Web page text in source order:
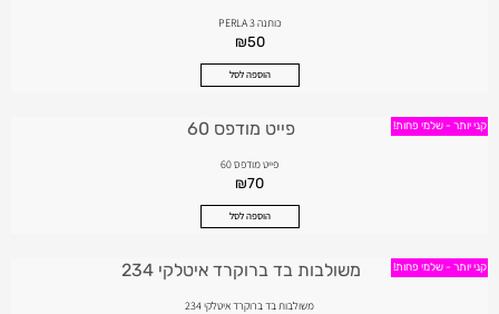
כותנה PERLA 3
₪50
הוספה לסל
קני יותר - שלמי פחות!
פייט מודפס 60
₪70
הוספה לסל
קני יותר - שלמי פחות!
משולבות בד ברוקרד איטלקי 234